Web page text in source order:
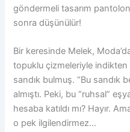
göndermeli tasarım
sonra düşünülür!
Bir keresinde Melek,
topuklu çizmeleriyle
sandık bulmuş. “Bu sandık
almıştı. Peki, bu “ruhsal”
hesaba katıldı mı? Hayır.
o pek ilgilendirmez…